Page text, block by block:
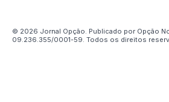
© 2026 Jornal Opção. Publicado por Opção
09.236.355/0001-59. Todos os direitos